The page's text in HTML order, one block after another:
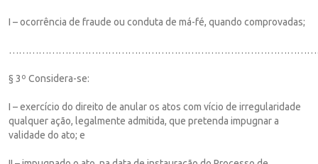
I – ocorrência de fraude ou conduta de má-fé, quando comprovadas;
§ 3º Considera-se:
I – exercício do direito de anular os atos com vício de irregularidade
qualquer ação, legalmente admitida, que pretenda impugnar a
validade do ato; e